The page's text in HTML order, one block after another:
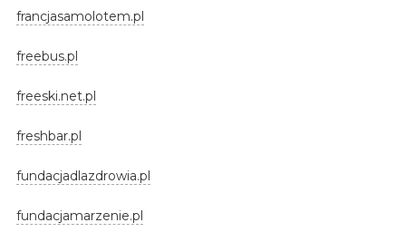
francjasamolotem.pl
freebus.pl
freeski.net.pl
freshbar.pl
fundacjadlazdrowia.pl
fundacjamarzenie.pl